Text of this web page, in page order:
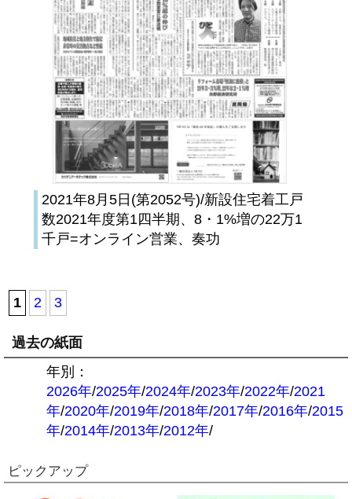
2021年8月5日(第2052号)/新設住宅着工戸
数2021年度第1四半期、8・1%増の22万1
千戸=オンライン営業、奏功
1 2 3
過去の紙面
年別：
2026年/2025年/2024年/2023年/2022年/2021
年/2020年/2019年/2018年/2017年/2016年/2015
年/2014年/2013年/2012年/
ピックアップ